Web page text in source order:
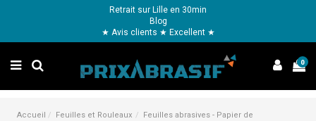
Retrait sur Lille en 30min
Blog
★ Avis clients ★ Excellent ★
0
Accueil Feuilles et Rouleaux
Feuilles abrasives - Papier de